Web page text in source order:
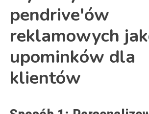
pendrive'ów
reklamowych
upominków dla
klientów